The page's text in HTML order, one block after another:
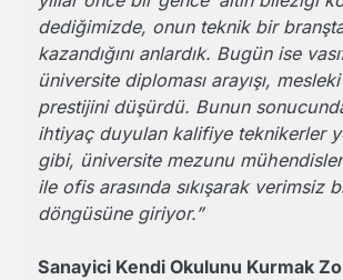
dediğimizde, onun teknik bir
kazandığını anlardık. Bugün ise
üniversite diploması arayışı,
prestijini düşürdü. Bunun
ihtiyaç duyulan kalifiye teknikerler
gibi, üniversite mezunu
ile ofis arasında sıkışarak verimsiz
döngüsüne giriyor.”
Sanayici Kendi Okulunu Kurmak